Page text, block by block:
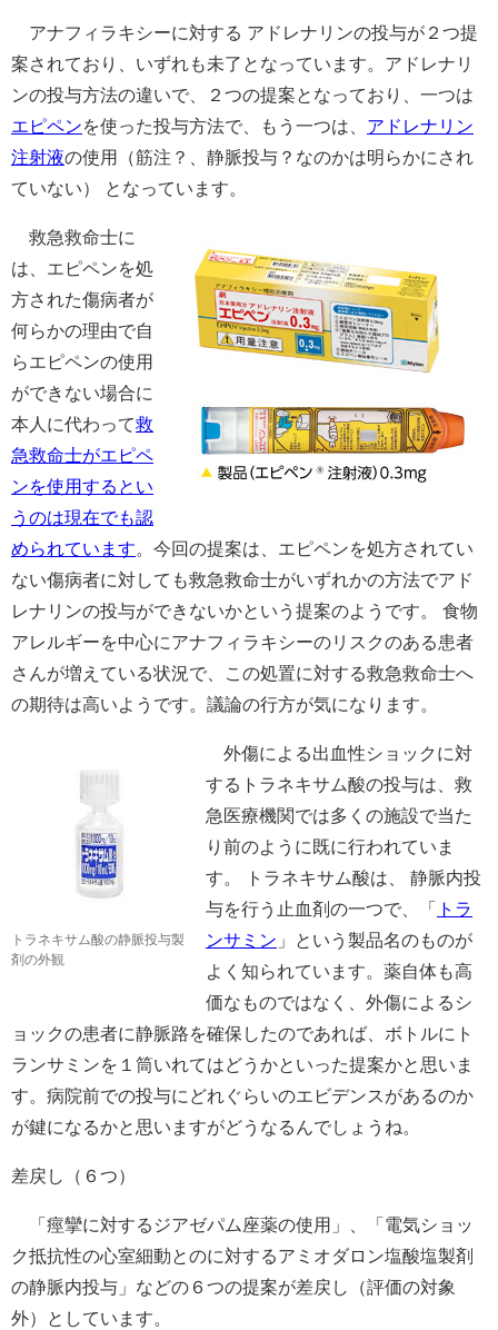
アナフィラキシーに対する アドレナリンの投与が２つ提
案されており、いずれも未了となっています。アドレナリ
ンの投与方法の違いで、２つの提案となっており、一つは
エピペンを使った投与方法で、もう一つは、 アドレナリン
注射液の使用（筋注？、静脈投与？なのかは明らかにされ
ていない） となっています。
救急救命士に
は、エピペンを処
方された傷病者が
何らかの理由で自
らエピペンの使用
ができない場合に
本人に代わって救
急救命士がエピペ
ンを使用するとい
うのは現在でも認
められています 。今回の提案は、エピペンを処方されてい
ない傷病者に対しても救急救命士がいずれかの方法でアド
レナリンの投与ができないかという提案のようです。 食物
アレルギーを中心にアナフィラキシーのリスクのある患者
さんが増えている状況で、この処置に対する救急救命士へ
の期待は高いようです。議論の行方が気になります。
トラネキサム酸の静脈投与製
剤の外観
外傷による出血性ショックに対
するトラネキサム酸の投与は、救
急医療機関では多くの施設で当た
り前のように既に行われていま
す。 トラネキサム酸は、 静脈内投
与を行う止血剤の一つで、「
トラ
ンサミン 」という製品名のものが
よく知られています。薬自体も高
価なものではなく、外傷によるシ
ョックの患者に静脈路を確保したのであれば、ボトルにト
ランサミンを１筒いれてはどうかといった提案かと思いま
す。病院前での投与にどれぐらいのエビデンスがあるのか
が鍵になるかと思いますがどうなるんでしょうね。
差戻し（６つ）
「痙攣に対するジアゼパム座薬の使用」、「電気ショッ
ク抵抗性の心室細動とのに対するアミオダロン塩酸塩製剤
の静脈内投与」などの６つの提案が差戻し（評価の対象
外）としています。